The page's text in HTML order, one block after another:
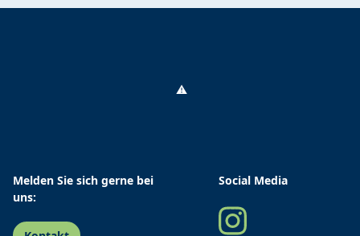
Melden Sie sich gerne bei
uns:
Social Media